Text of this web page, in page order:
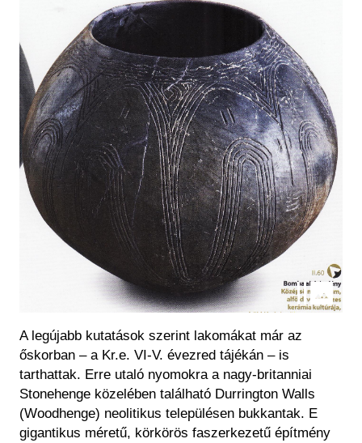
A legújabb kutatások szerint lakomákat már az
őskorban – a Kr.e. VI-V. évezred tájékán – is
tarthattak. Erre utaló nyomokra a nagy-britanniai
Stonehenge közelében található Durrington Walls
(Woodhenge) neolitikus településen bukkantak. E
gigantikus méretű, körkörös faszerkezetű építmény